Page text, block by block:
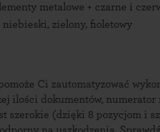
metalowe + czarne i
niebieski, zielony, fioletowy
Ci zautomatyzować
ilości dokumentów,
szerokie (dzięki 8 pozycjom i